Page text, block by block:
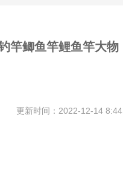
竿鲫鱼竿鲤鱼竿大物
更新时间：2022-12-14 8:44